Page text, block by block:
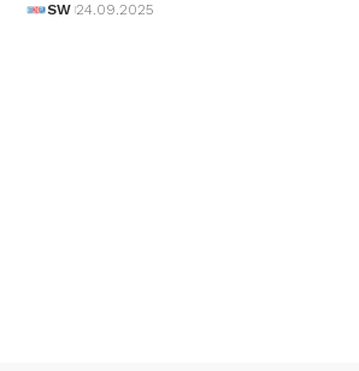
SW 24.09.2025